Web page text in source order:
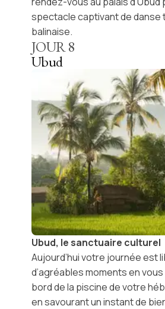
spectacle captivant dedanse
balinaise.
JOUR8
Ubud
Ubud, le sanctuaire culturel
Aujourd’huivotre journée est
d’agréables moments en
bord de la piscine de votre
en savourant un instant de